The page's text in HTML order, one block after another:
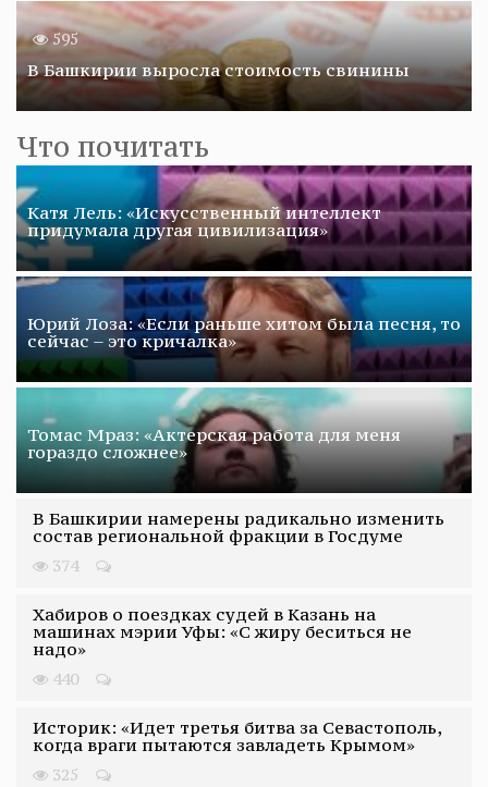
595
В Башкирии выросла стоимость свинины
Что почитать
Катя Лель: «Искусственный интеллект
придумала другая цивилизация»
Юрий Лоза: «Если раньше хитом была песня, то
сейчас – это кричалка»
Томас Мраз: «Актерская работа для меня
гораздо сложнее»
В Башкирии намерены радикально изменить
состав региональной фракции в Госдуме
374
Хабиров о поездках судей в Казань на
машинах мэрии Уфы: «С жиру беситься не
надо»
440
Историк: «Идет третья битва за Севастополь,
когда враги пытаются завладеть Крымом»
325